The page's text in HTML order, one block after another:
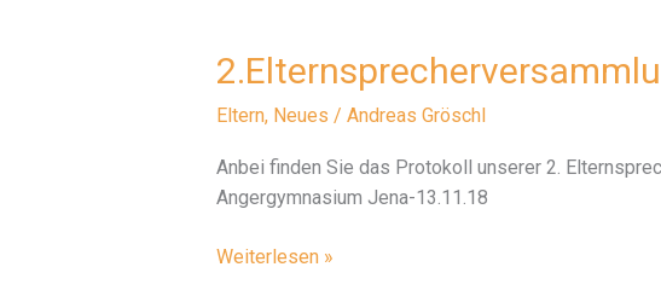
Eltern, Neues / Andreas Gröschl
Anbei finden Sie das Protokoll unserer 2.
Angergymnasium Jena-13.11.18
2.Elternsprecherversammlung
Weiterlesen »